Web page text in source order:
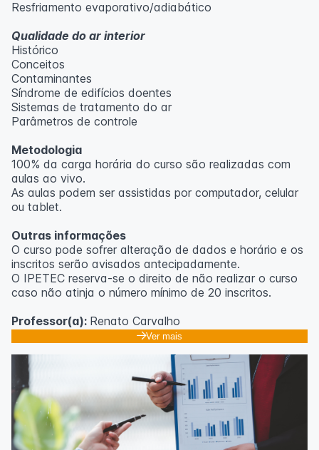
Resfriamento evaporativo/adiabático
Qualidade do ar interior
Histórico
Conceitos
Contaminantes
Síndrome de edifícios doentes
Sistemas de tratamento do ar
Parâmetros de controle
Metodologia
100% da carga horária do curso são realizadas com
aulas ao vivo.
As aulas podem ser assistidas por computador, celular
ou tablet.
Outras informações
O curso pode sofrer alteração de dados e horário e os
inscritos serão avisados ​​antecipadamente.
O IPETEC reserva-se o direito de não realizar o curso
caso não atinja o número mínimo de 20 inscritos.
Professor(a): Renato Carvalho
Ver mais